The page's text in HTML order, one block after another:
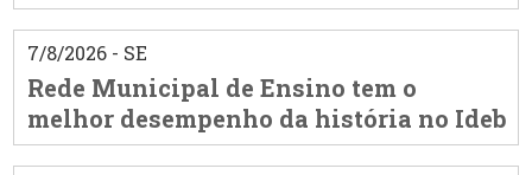
7/8/2026 - SE
Rede Municipal de Ensino tem o
melhor desempenho da história no Ideb